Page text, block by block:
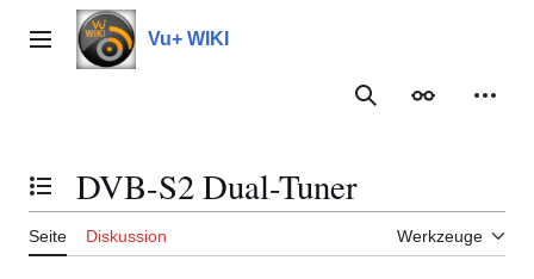
Inhalt
springenHauptmenü Vu+ WIKI
Suche
Inhaltsverzeichnis umschalten
DVB-S2 Dual-Tuner
Seite Diskussion Werkzeuge